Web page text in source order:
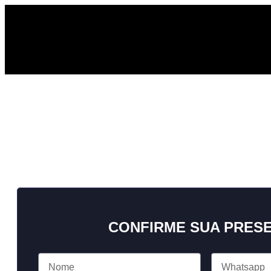
CONFIRME SUA